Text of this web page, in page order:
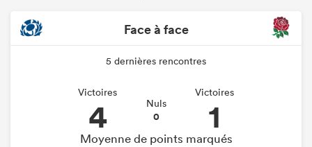
Face à face
5 dernières rencontres
Victoires
4 Nuls
0
Victoires
1
Moyenne de points marqués